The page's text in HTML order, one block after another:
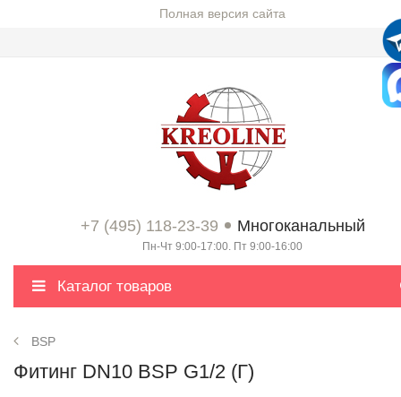
Полная версия сайта
+7 (495) 118-23-39 Многоканальный
Пн-Чт 9:00-17:00. Пт 9:00-16:00
Каталог товаров
BSP
Фитинг DN10 BSP G1/2 (Г)